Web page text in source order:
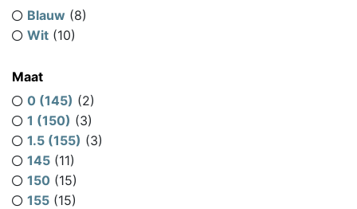
Blauw (8)
Wit (10)
Maat
0 (145) (2)
1 (150) (3)
1.5 (155) (3)
145 (11)
150 (15)
155 (15)